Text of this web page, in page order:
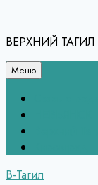
ВЕРХНИЙ
Меню
В-Тагил